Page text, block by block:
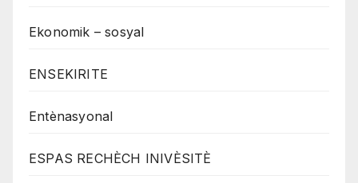
Ekonomik – sosyal
ENSEKIRITE
Entènasyonal
ESPAS RECHÈCH INIVÈSITÈ